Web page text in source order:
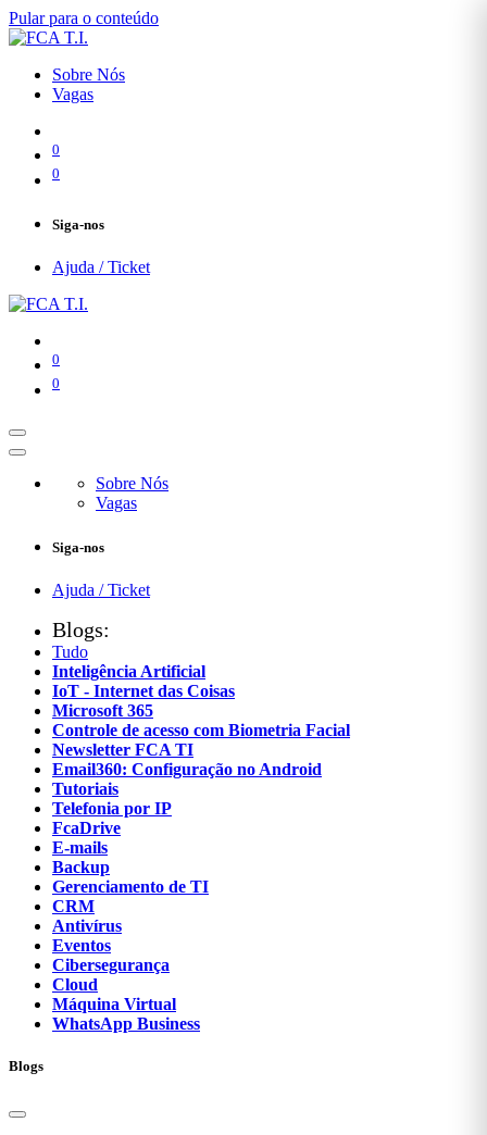
Pular para o conteúdo
Sobre Nós
Vagas
0
0
Siga-nos
Ajuda / Ticket
0
0
Sobre Nós
Vagas
Siga-nos
Ajuda / Ticket
Blogs:
Tudo
Inteligência Artificial
IoT - Internet das Coisas
Microsoft 365
Controle de acesso com Biometria Facial
Newsletter FCA TI
Email360: Configuração no Android
Tutoriais
Telefonia por IP
FcaDrive
E-mails
Backup
Gerenciamento de TI
CRM
Antivírus
Eventos
Cibersegurança
Cloud
Máquina Virtual
WhatsApp Business
Blogs